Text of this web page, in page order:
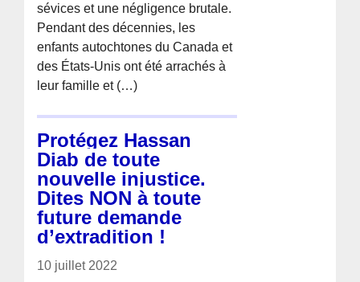
sévices et une négligence brutale.
Pendant des décennies, les
enfants autochtones du Canada et
des États-Unis ont été arrachés à
leur famille et (…)
Protégez Hassan
Diab de toute
nouvelle injustice.
Dites NON à toute
future demande
d’extradition !
10 juillet 2022